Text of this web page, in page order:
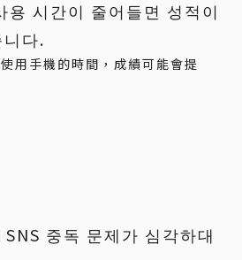
용 시간이 줄어들면 성적이
다.
用手機的時間，成績可能會提
중독 문제가 심각하대